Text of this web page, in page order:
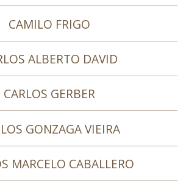
CAMILO FRIGO
ALBERTO DAVID
CARLOS GERBER
GONZAGA VIEIRA
MARCELO CABALLERO